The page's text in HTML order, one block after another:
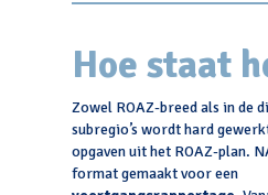
Hoe staat
Zowel ROAZ-breed als in de
subregio’s wordt hard
opgaven uit het ROAZ-plan.
format gemaakt voor een